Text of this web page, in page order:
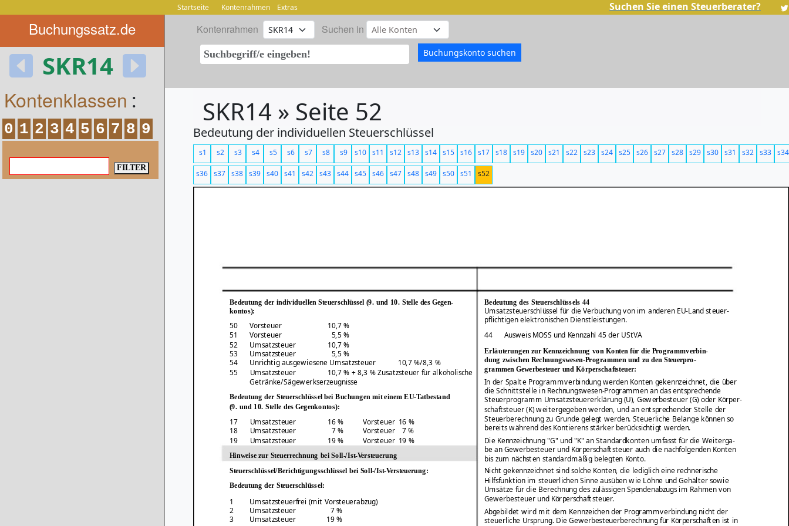
Startseite Kontenrahmen Extras Suchen Sie einen Steuerberater?
Buchungssatz.de
SKR14
Kontenrahmen Suchen in
Kontenklassen :
0 1 2 3 4 5 6 7 8 9
SKR14 » Seite 52
Bedeutung der individuellen Steuerschlüssel
s1 s2 s3 s4 s5 s6 s7 s8 s9 s10 s11 s12 s13 s14 s15 s16 s17 s18 s19 s20 s21 s22 s23 s24 s25 s26 s27 s28 s29 s30 s31 s32 s33 s34
s36 s37 s38 s39 s40 s41 s42 s43 s44 s45 s46 s47 s48 s49 s50 s51 s52
Bedeutung der individuellen Steuerschlüssel (9. und 10. Stelle des Gegen- Bedeutung des Steuerschlüssels 44
kontos): Umsatzsteuerschlüssel für die Verbuchung von im anderen EU-Land steuer-
pflichtigen elektronischen Dienstleistungen.
50 Vorsteuer
10,7 %
51
Vorsteuer 5,5 % 44
Ausweis MOSS und Kennzahl 45 der UStVA
52
Umsatzsteuer 10,7 %
Erläuterungen zur Kennzeichnung von Konten für die Programmverbin-
53 Umsatzsteuer 5,5 %
dung zwischen Rechnungswesen-Programmen und zu den Steuerpro-
54 Unrichtig ausgewiesene Umsatzsteuer 10,7 %/8,3 %
grammen Gewerbesteuer und Körperschaftsteuer:
55 Umsatzsteuer
10,7 % + 8,3 % Zusatzsteuer für alkoholische
Getränke/Sägewerkserzeugnisse
In der Spalte Programmverbindung werden Konten gekennzeichnet, die über
die Schnittstelle in Rechnungswesen-Programmen an das entsprechende
Bedeutung der Steuerschlüssel bei Buchungen mit einem EU-Tatbestand Steuerprogramm Umsatzsteuererklärung (U), Gewerbesteuer (G) oder Körper-
(9. und 10. Stelle des Gegenkontos): schaftsteuer (K) weitergegeben werden, und an entsprechender Stelle der
Steuerberechnung zu Grunde gelegt werden. Steuerliche Belange können so
17 Umsatzsteuer 16 % Vorsteuer 16 %
bereits während des Kontierens stärker berücksichtigt werden.
18 Umsatzsteuer 7 % Vorsteuer 7 %
19 Umsatzsteuer 19 % Vorsteuer 19 %
Die Kennzeichnung "G" und "K" an Standardkonten umfasst für die Weiterga-
be an Gewerbesteuer und Körperschaftsteuer auch die nachfolgenden Konten
Hinweise zur Steuerrechnung bei Soll-/Ist-Versteuerung bis zum nächsten standardmäßig belegten Konto.
Steuerschlüssel/Berichtigungsschlüssel bei Soll-/Ist-Versteuerung: Nicht gekennzeichnet sind solche Konten, die lediglich eine rechnerische
Hilfsfunktion im steuerlichen Sinne ausüben wie Löhne und Gehälter sowie
Bedeutung der Steuerschlüssel:
Umsätze für die Berechnung des zulässigen Spendenabzugs im Rahmen von
1
Umsatzsteuerfrei (mit Vorsteuerabzug)
Gewerbesteuer und Körperschaftsteuer.
2
Umsatzsteuer 7 %
Abgebildet wird mit dem Kennzeichen der Programmverbindung nicht der
3
Umsatzsteuer 19 % steuerliche Ursprung. Die Gewerbesteuerberechnung für Körperschaften ist in